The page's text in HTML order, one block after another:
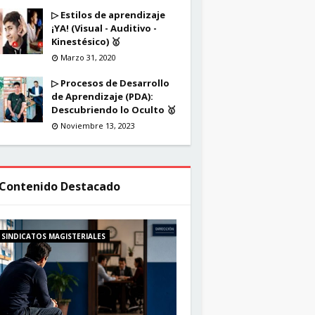
▷ Estilos de aprendizaje
¡YA! (Visual - Auditivo -
Kinestésico) 🥇
Marzo 31, 2020
▷ Procesos de Desarrollo
de Aprendizaje (PDA):
Descubriendo lo Oculto 🥇
Noviembre 13, 2023
Destacado
SINDICATOS MAGISTERIALES